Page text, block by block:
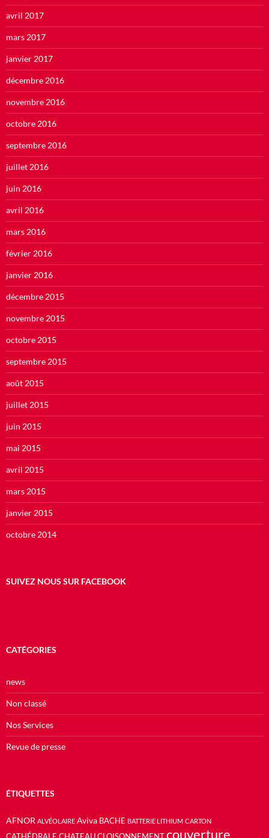
avril 2017
mars 2017
janvier 2017
décembre 2016
novembre 2016
octobre 2016
septembre 2016
juillet 2016
juin 2016
avril 2016
mars 2016
février 2016
janvier 2016
décembre 2015
novembre 2015
octobre 2015
septembre 2015
août 2015
juillet 2015
juin 2015
mai 2015
avril 2015
mars 2015
janvier 2015
octobre 2014
SUIVEZ NOUS SUR FACEBOOK
CATÉGORIES
news
Non classé
Nos Services
Revue de presse
ÉTIQUETTES
AFNOR ALVÉOLAIRE Aviva BACHE BATTERIE LITHIUM CARTON
couverture